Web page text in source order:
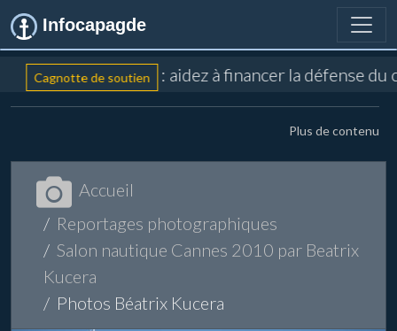
Infocapagde
Cagnotte de soutien : aidez à financer la défense
Plus de contenu
Accueil
Reportages photographiques
Salon nautique Cannes 2010 par Beatrix
Kucera
Photos Béatrix Kucera